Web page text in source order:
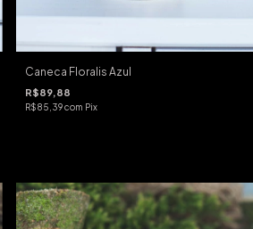
Caneca Floralis Azul
R$89,88
R$85,39com Pix